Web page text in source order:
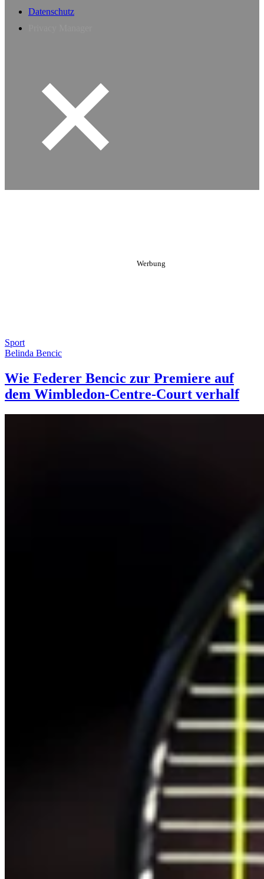
Datenschutz
Sport
Belinda Bencic
Wie Federer Bencic zur Premiere auf
dem Wimbledon-Centre-Court verhalf